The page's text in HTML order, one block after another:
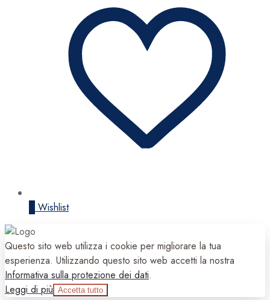
Wishlist
Questo sito web utilizza i cookie per migliorare la tua
esperienza. Utilizzando questo sito web accetti la nostra
Informativa sulla protezione dei dati.
Leggi di più Accetta tutto